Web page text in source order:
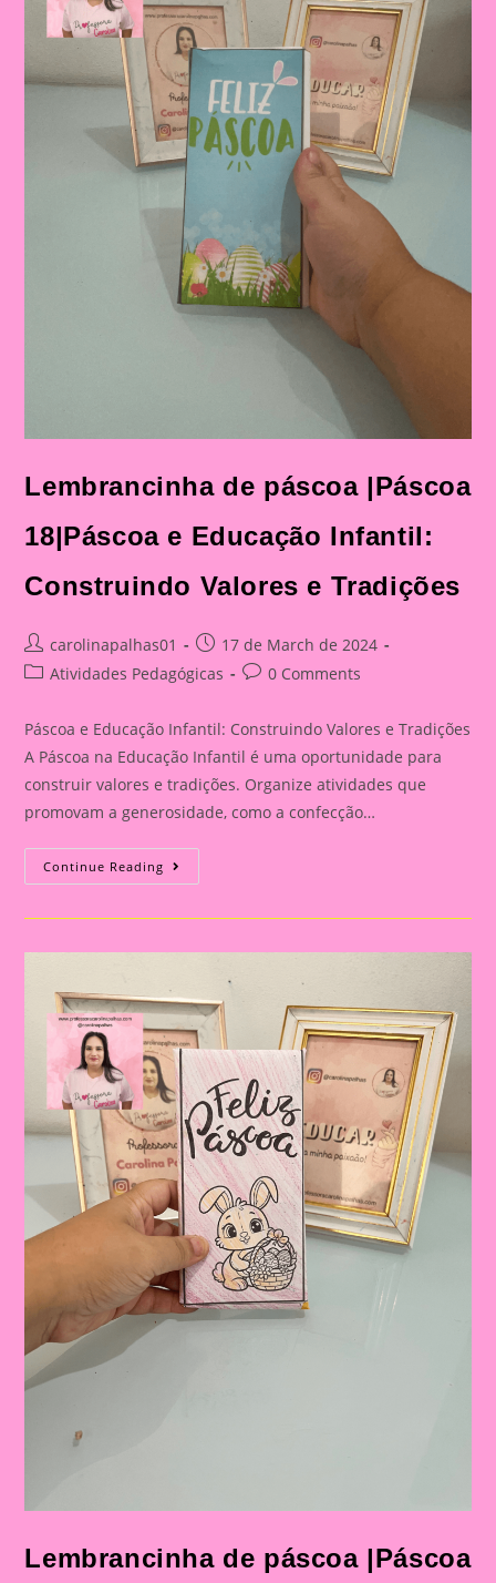
Lembrancinha de páscoa |Páscoa
18|Páscoa e Educação Infantil:
Construindo Valores e Tradições
Post
author:
carolinapalhas01
Post
published:
17 de March de 2024
PostAtividades Pedagógicas
Post0 Comments
Páscoa e Educação Infantil: Construindo Valores e Tradições
A Páscoa na Educação Infantil é uma oportunidade para
construir valores e tradições. Organize atividades que
promovam a generosidade, como a confecção…
Continue Reading Lembrancinha
De
|Páscoa
Educação
Infantil:
Construindo
Valores
E
Tradições
Lembrancinha de páscoa |Páscoa